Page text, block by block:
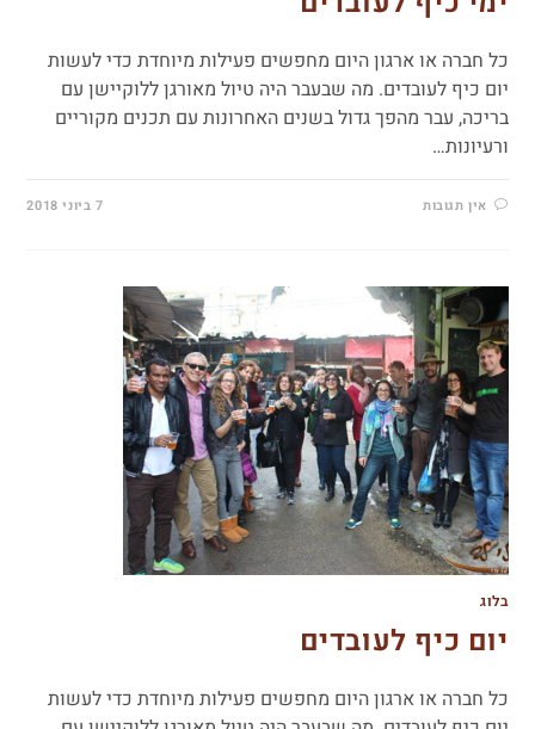
כל חברה או ארגון היום מחפשים פעילות מיוחדת כדי לעשות
יום כיף לעובדים. מה שבעבר היה טיול מאורגן ללוקיישן עם
בריכה, עבר מהפך גדול בשנים האחרונות עם תכנים מקוריים
ורעיונות…
אין תגובות 7 ביוני 2018
בלוג
יום כיף לעובדים
כל חברה או ארגון היום מחפשים פעילות מיוחדת כדי לעשות